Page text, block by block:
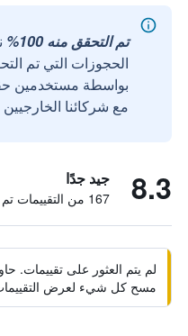
تم التحقق منه 100%
الحجوزات التي تم
مع شركائنا الخارجيين
8.3 جيد جدًا
167 من التقييمات تم التحقق منها
لم يتم العثور على تقييمات.
مسح كل شيء لعرض